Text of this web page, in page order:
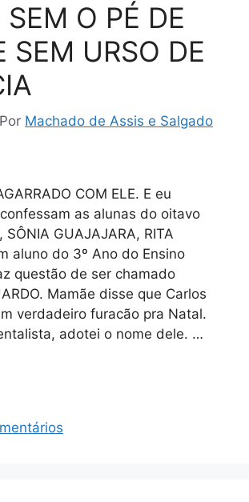
O PÉ DE
SEM URSO DE
Por Machado de Assis e Salgado
COM ELE. E eu
as alunas do oitavo
GUAJAJARA, RITA
aluno do 3º Ano do Ensino
questão de ser chamado
Mamãe disse que Carlos
verdadeiro furacão pra Natal.
adotei o nome dele. …